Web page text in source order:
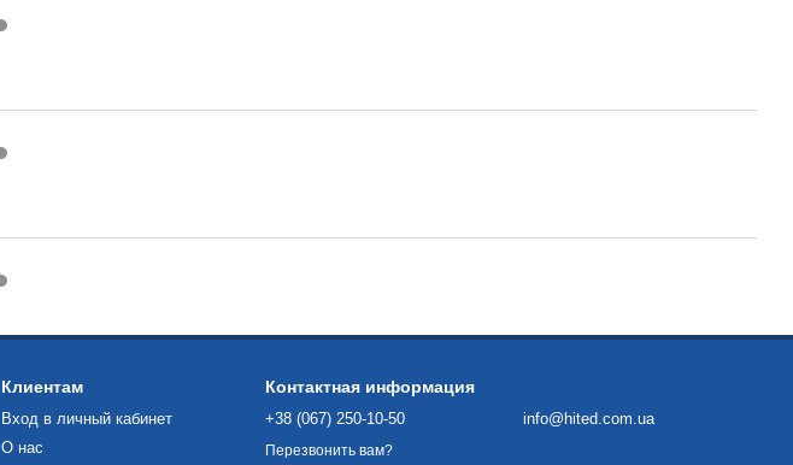
Клиентам
Вход в личный кабинет
О нас
Контактная информация
+38 (067) 250-10-50
Перезвонить вам?
info@hited.com.ua